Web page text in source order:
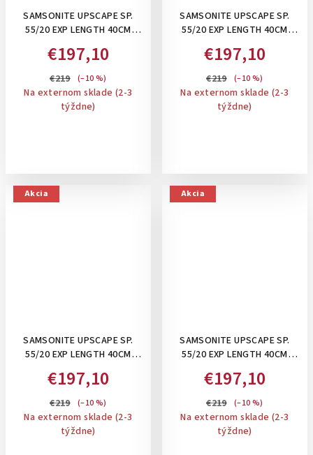
SAMSONITE UPSCAPE SP.
55/20 EXP LENGTH 40CM
ROZŠÍRITEĽNÝ: SAGE
€197,10
€219 (–10 %)
Na externom sklade (2-3
týždne)
SAMSONITE UPSCAPE SP.
55/20 EXP LENGTH 40CM
ROZŠÍRITEĽNÝ: LAVA
€197,10
€219 (–10 %)
Na externom sklade (2-3
týždne)
Akcia
SAMSONITE UPSCAPE SP.
55/20 EXP LENGTH 40CM
ROZŠÍRITEĽNÝ: YELLOW
€197,10
€219 (–10 %)
Na externom sklade (2-3
týždne)
Akcia
SAMSONITE UPSCAPE SP.
55/20 EXP LENGTH 40CM
ROZŠÍRITEĽNÝ: CLIMBING IVY
€197,10
€219 (–10 %)
Na externom sklade (2-3
týždne)